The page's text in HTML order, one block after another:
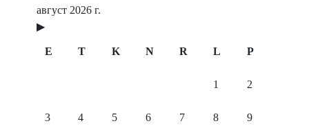
август 2026 г.
▶
E T K N R L P
1 2
3 4 5 6 7 8 9